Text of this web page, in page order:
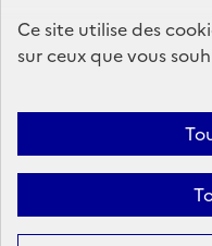
Ce site utilise des
sur ceux que vous
education.gouv.fr
enseignementsup-
Accessibilité : partiellement